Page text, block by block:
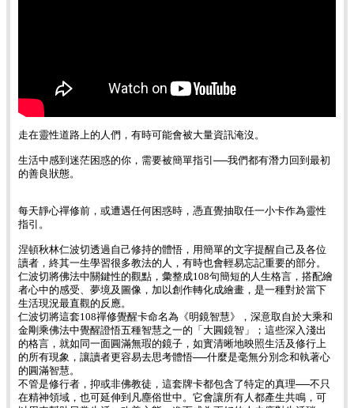
走在靈性道路上的人們，有時可能會被大量資訊淹沒。
生活中感到迷茫困惑的你，需要被簡單指引──我們都有潛力回到最初
的善良狀態。
每天靜心禪修前，或遭遇任何困惑時，憑直覺抽取任一小卡作為靈性
指引。
涅頓秋林仁波切透過自己修持的體悟，用簡單的文字提醒自己及各位
讀者，終其一生學習很多教法的人，有時也會輕易忘記重要的部分。
仁波切將佛法中關鍵性的觀點，彙整成108句簡短的人生格言，搭配繪
者心中的感受、夢境及圖像，加以創作轉化成繪畫，是一種對於當下
生活現況最直觀的反應。
仁波切將這套108禪修覺醒卡命名為《明鏡智慧》，深意取自於大乘和
金剛乘佛法中覺醒證悟五種智慧之一的「大圓鏡智」；這些深入淺出
的格言，就如同一面圓滿無瑕的鏡子，如實清晰地映照生活及修行上
的所有現象，讓讀者更容易去思考體悟──什麼是毫無分別念和執著心
的圓滿智慧。
不管是修行者，抑或非佛教徒，這套牌卡都包含了特定的真理──不只
在精神領域，也可延伸到凡塵俗世中。它會讓所有人都產生共鳴，可